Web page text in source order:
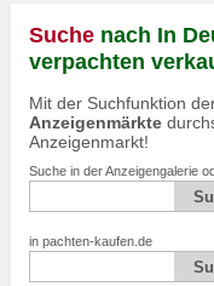
Suche nach In
verpachten
Mit der Suchfunktion
Anzeigenmärkte
Anzeigenmarkt!
Suche in der Anzeigengalerie
in pachten-kaufen.de